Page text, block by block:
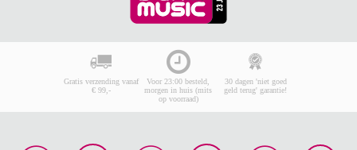
Gratis verzending vanaf
€ 99,-
Voor 23:00 besteld,
morgen in huis (mits
op voorraad)
30 dagen 'niet goed
geld terug' garantie!